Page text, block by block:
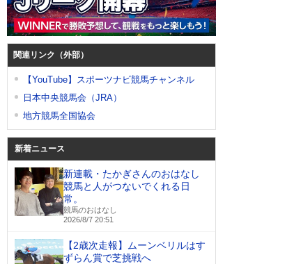
関連リンク（外部）
【YouTube】スポーツナビ競馬チャンネル
日本中央競馬会（JRA）
地方競馬全国協会
新着ニュース
新連載・たかぎさんのおはなし
競馬と人がつないでくれる日
常。
競馬のおはなし
2026/8/7 20:51
【2歳次走報】ムーンベリルはす
ずらん賞で芝挑戦へ